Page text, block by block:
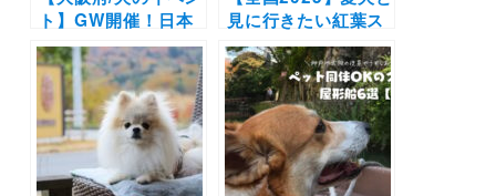
ト】GW開催！日本
最大級のペットイベ
ント「ペット王国
2023」お買い物や運
動会・芸能人トーク
ショーなど盛りだく
さん（京セラドーム
大阪）5/3-5/4
見に行きたい紅葉ス
ポット28選！ライト
アップなどのイベン
ト情報も | ドッグラ
ン併設施設や吊り
橋・ケーブルカーな
ど非日常スポット満
載